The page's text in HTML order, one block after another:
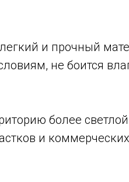
и прочный
не боится
более
и